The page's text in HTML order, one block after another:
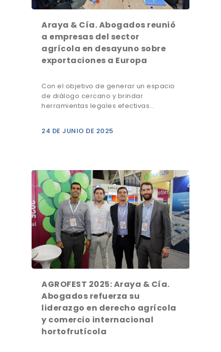
Araya & Cía. Abogados reunió
a empresas del sector
agrícola en desayuno sobre
exportaciones a Europa
Con el objetivo de generar un espacio
de diálogo cercano y brindar
herramientas legales efectivas…
24 DE JUNIO DE 2025
AGROFEST 2025: Araya & Cía.
Abogados refuerza su
liderazgo en derecho agrícola
y comercio internacional
hortofrutícola